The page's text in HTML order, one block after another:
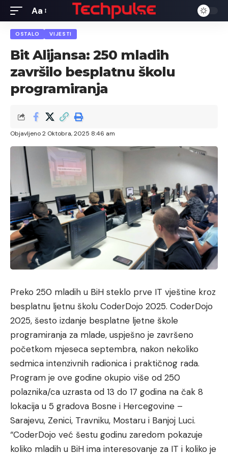
Font
Resizer
Aa
OSTALO VIJESTI
Bit Alijansa: 250 mladih
završilo besplatnu školu
programiranja
Objavljeno 2 Oktobra, 2025 8:46 am
Preko 250 mladih u BiH steklo prve IT vještine kroz
besplatnu ljetnu školu CoderDojo 2025. CoderDojo
2025, šesto izdanje besplatne ljetne škole
programiranja za mlade, uspješno je završeno
početkom mjeseca septembra, nakon nekoliko
sedmica intenzivnih radionica i praktičnog rada.
Program je ove godine okupio više od 250
polaznika/ca uzrasta od 13 do 17 godina na čak 8
lokacija u 5 gradova Bosne i Hercegovine –
Sarajevu, Zenici, Travniku, Mostaru i Banjoj Luci.
“CoderDojo već šestu godinu zaredom pokazuje
koliko mladih u BiH ima interesovanje za IT i koliko je